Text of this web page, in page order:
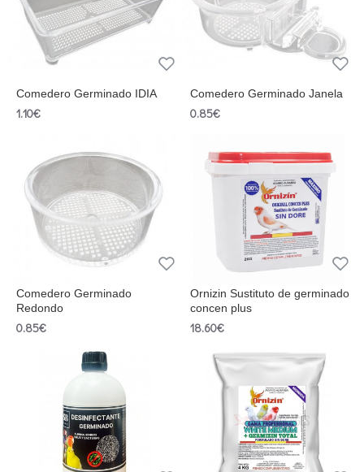
Comedero Germinado IDIA
1.10€
Comedero Germinado Janela
0.85€
Comedero Germinado
Redondo
0.85€
Ornizin Sustituto de germinado
concen plus
18.60€